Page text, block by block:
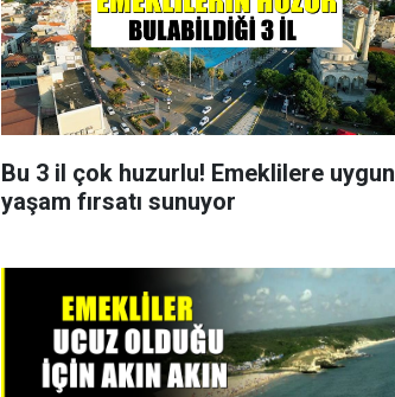
Bu 3 il çok huzurlu! Emeklilere uygun
yaşam fırsatı sunuyor